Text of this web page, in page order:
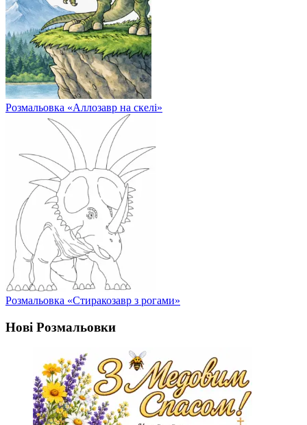
Розмальовка «Аллозавр на скелі»
Розмальовка «Стиракозавр з рогами»
Нові Розмальовки